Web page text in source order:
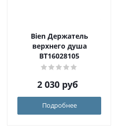
Bien Держатель
верхнего душа
BT16028105
2 030 руб
Подробнее